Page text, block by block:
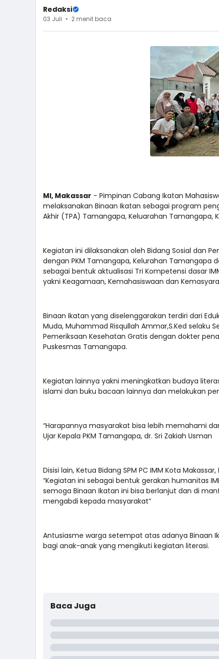
Redaksi
03 Juli 2 menit baca
MI, Makassar - Pimpinan Cabang Ikatan
melaksanakan Binaan Ikatan sebagai program
Akhir (TPA) Tamangapa, Keluarahan Tamangapa,
Kegiatan ini dilaksanakan oleh Bidang Sosial dan
dengan PKM Tamangapa, Kelurahan Tamangapa
sebagai bentuk aktualisasi Tri Kompetensi dasar
yakni Keagamaan, Kemahasiswaan dan
Binaan Ikatan yang diselenggarakan terdiri dari
Muda, Muhammad Risqullah Ammar,S.Ked selaku
Pemeriksaan Kesehatan Gratis dengan dokter
Puskesmas Tamangapa.
Kegiatan lainnya yakni meningkatkan budaya
islami dan buku bacaan lainnya dan melakukan
“Harapannya masyarakat bisa lebih memahami
Ujar Kepala PKM Tamangapa, dr. Sri Zakiah Usman
Disisi lain, Ketua Bidang SPM PC IMM Kota
“Kegiatan ini sebagai bentuk gerakan humanitas
semoga Binaan Ikatan ini bisa berlanjut dan di
mengabdi kepada masyarakat”
Antusiasme warga setempat atas adanya Binaan
bagi anak-anak yang mengikuti kegiatan literasi.
Baca Juga